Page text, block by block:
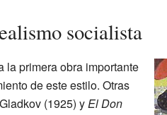
socialista
la primera obra importante
de este estilo. Otras
(1925) yEl Don